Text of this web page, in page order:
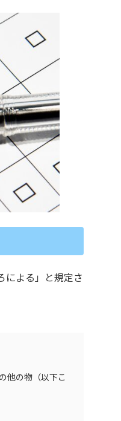
による」と規定さ
他の物（以下こ